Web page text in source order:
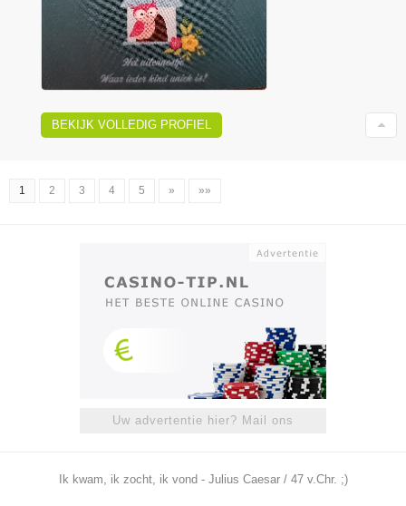
BEKIJK VOLLEDIG PROFIEL
1 2 3 4 5 » »»
Uw advertentie hier? Mail ons
Ik kwam, ik zocht, ik vond - Julius Caesar / 47 v.Chr. ;)